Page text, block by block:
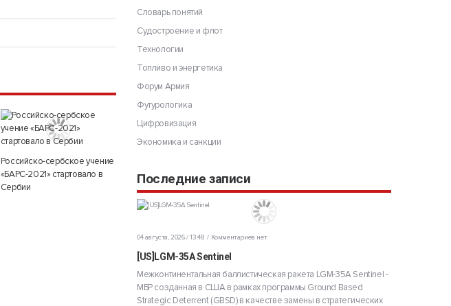
Российско-сербское учение
«БАРС-2021» стартовало в
Сербии
Словарь понятий
Судостроение и флот
Технологии
Топливо и энергетика
Форум Армия
Футурологика
Цифровизация
Экономика и санкции
Последние записи
04 августа, 2026 / 13:48 Комментариев нет
[US]LGM-35A Sentinel
Межконтинентальная баллистическая ракета LGM-35A Sentinel -
МБР созданная в США в рамках программы Ground Based
Strategic Deterrent (GBSD) в качестве замены в стратегических